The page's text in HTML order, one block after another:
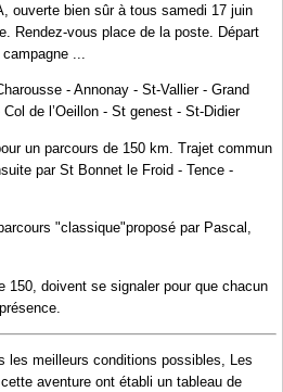
ouverte bien sûr à tous samedi 17 juin
Rendez-vous place de la poste. Départ
...
- Annonay - St-Vallier - Grand
de l’Oeillon - St genest - St-Didier
un parcours de 150 km. Trajet commun
par St Bonnet le Froid - Tence -
"classique"proposé par Pascal,
150, doivent se signaler pour que chacun
les meilleurs conditions possibles, Les
aventure ont établi un tableau de